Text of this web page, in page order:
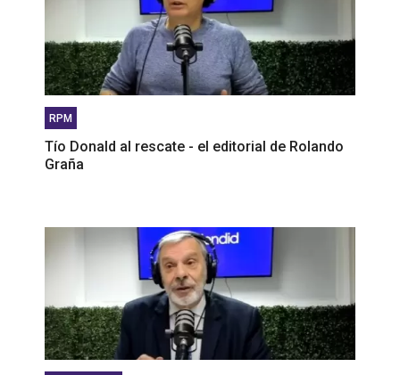
RPM
Tío Donald al rescate - el editorial de Rolando
Graña